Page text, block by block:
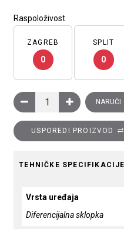
Raspoloživost
ZAGREB
0
SPLIT
0
Diferencijalna zaštitna
NARUČI
USPOREDI PROIZVOD
TEHNIČKE SPECIFIKACIJE
Vrsta uređaja
Diferencijalna sklopka